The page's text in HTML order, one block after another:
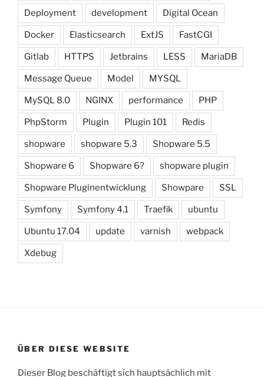
Deployment development Digital Ocean
Docker Elasticsearch ExtJS FastCGI
Gitlab HTTPS Jetbrains LESS MariaDB
Message Queue Model MYSQL
MySQL 8.0 NGINX performance PHP
PhpStorm Plugin Plugin 101 Redis
shopware shopware 5.3 Shopware 5.5
Shopware 6 Shopware 6? shopware plugin
Shopware Pluginentwicklung Showpare SSL
Symfony Symfony 4.1 Traefik ubuntu
Ubuntu 17.04 update varnish webpack
Xdebug
ÜBER DIESE WEBSITE
Dieser Blog beschäftigt sich hauptsächlich mit